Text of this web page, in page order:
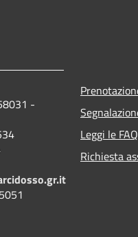
-
Leggi le FAQ
Richiesta